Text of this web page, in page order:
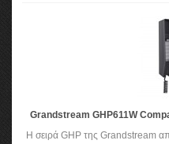
Grandstream GHP611W
Η σειρά GHP της Grandstream